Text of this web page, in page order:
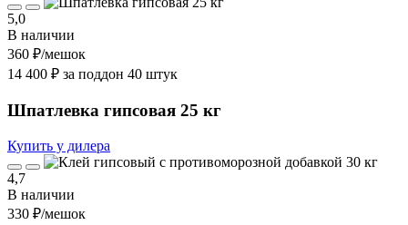
5,0
В наличии
360 ₽/мешок
14 400 ₽ за поддон 40 штук
Шпатлевка гипсовая 25 кг
Купить у дилера
4,7
В наличии
330 ₽/мешок